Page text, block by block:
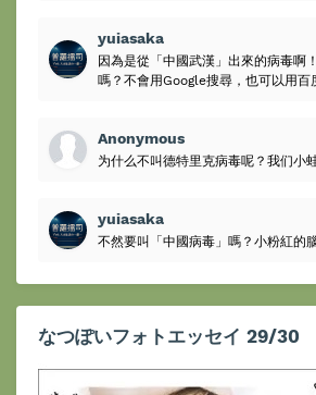
yuiasaka
因為是從「中國武漢」出來的病毒啊
嗎？不會用Google搜尋，也可以用百
Anonymous
为什么不叫德特里克病毒呢？我们小
yuiasaka
不然要叫「中國病毒」嗎？小粉紅的
なつぽいフォトエッセイ 29/30